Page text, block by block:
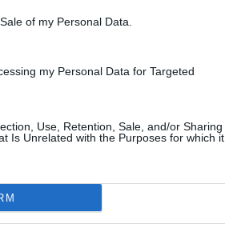
of my Personal Data.
my Personal Data for Targeted
Use, Retention, Sale, and/or Sharing
Is Unrelated with the Purposes for which it